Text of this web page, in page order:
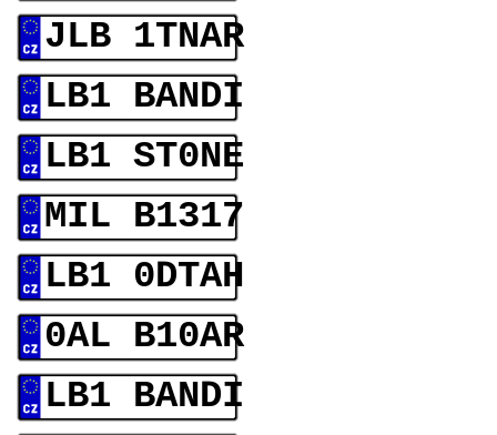
JLB 1TNAR
LB1 BANDI
LB1 ST0NE
MIL B1317
LB1 0DTAH
0AL B10AR
LB1 BANDI